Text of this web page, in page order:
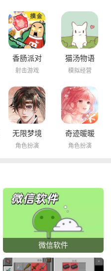
香肠派对
射击游戏
猫汤物语
模拟经营
无限梦境
角色扮演
奇迹暖暖
角色扮演
微信软件